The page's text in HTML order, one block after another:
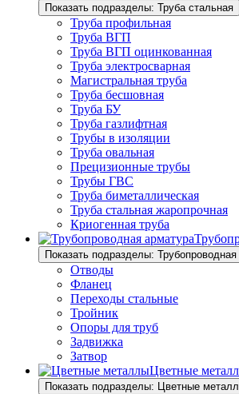
Показать подразделы: Труба стальная
Труба профильная
Труба ВГП
Труба ВГП оцинкованная
Труба электросварная
Магистральная труба
Труба бесшовная
Труба БУ
Труба газлифтная
Трубы в изоляции
Труба овальная
Прецизионные трубы
Трубы ГВС
Труба биметаллическая
Труба стальная жаропрочная
Криогенная труба
Показать подразделы:
Отводы
Фланец
Переходы стальные
Тройник
Опоры для труб
Задвижка
Затвор
Цветные
Показать подразделы: Цветные